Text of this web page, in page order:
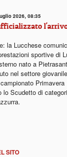
2026, 08:35
la Lucchese
sportive di
nato a
nel settore
Primavera
lo Scudetto di
SITO